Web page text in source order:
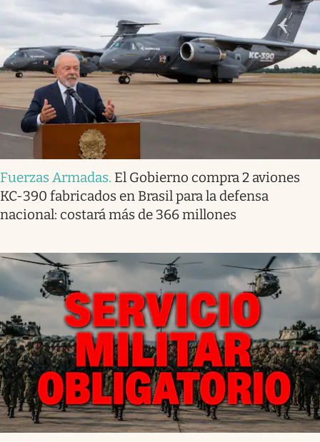
Fuerzas Armadas. El Gobierno compra 2 aviones
KC-390 fabricados en Brasil para la defensa
nacional: costará más de 366 millones